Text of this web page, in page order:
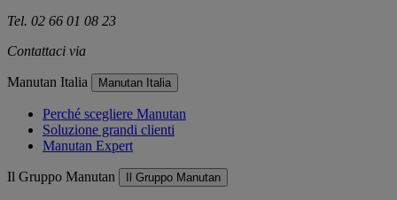
Tel. 02 66 01 08 23
Contattaci via
Manutan Italia Manutan Italia
Perché scegliere Manutan
Soluzione grandi clienti
Manutan Expert
Il Gruppo Manutan Il Gruppo Manutan